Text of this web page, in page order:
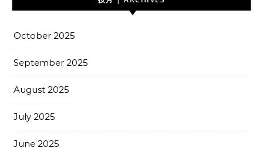
October 2025
September 2025
August 2025
July 2025
June 2025